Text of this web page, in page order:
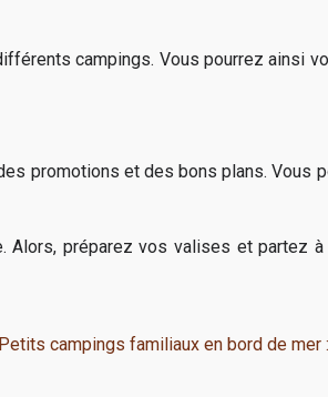
campings. Vous pourrez ainsi
promotions et des bons plans. Vous
préparez vos valises et partez
Petits campings familiaux en bord de